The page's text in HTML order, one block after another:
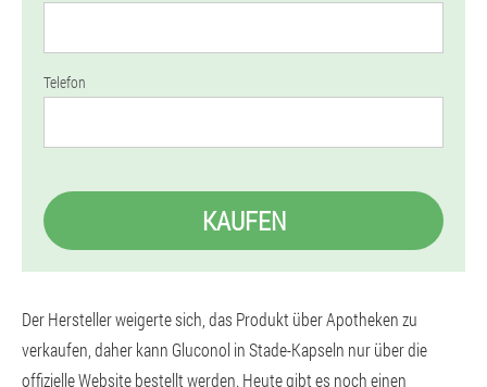
Telefon
KAUFEN
Der Hersteller weigerte sich, das Produkt über Apotheken zu
verkaufen, daher kann Gluconol in Stade-Kapseln nur über die
offizielle Website bestellt werden. Heute gibt es noch einen